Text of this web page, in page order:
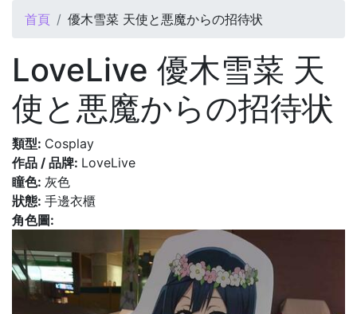
您在這裡
首頁 優木雪菜 天使と悪魔からの招待状
LoveLive 優木雪菜 天
使と悪魔からの招待状
類型: Cosplay
作品 / 品牌: LoveLive
瞳色: 灰色
狀態: 手邊衣櫃
角色圖: